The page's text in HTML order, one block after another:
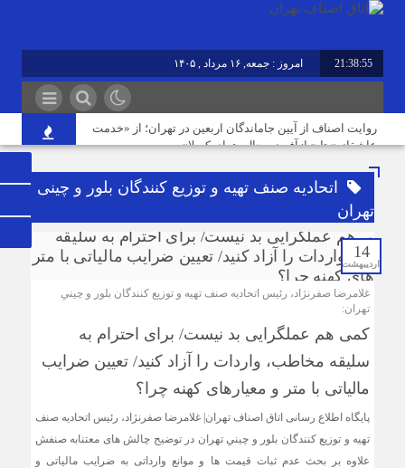
21:38:55 امروز : جمعه, ۱۶ مرداد , ۱۴۰۵
روایت اصناف از آیین جاماندگان اربعین در تهران؛ از «خدمت
عاشقانه» تا «بازآفرینی حال‌وهوای کربلا»
نوسازی صنعت، ارتقای کیفیت و توسعه محصولات دوستدار
محیط‌زیست، مسیر آینده صنف
مردم افزایش بی رویه قیمت اجاره‌بها را از چشم مشاوران
املاک می‌بینند؛ این در حالی است که ما در این موضوع
بی‌گناهیم
رکود صنعت منسوجات، سفارش‌های رنگرزی و چاپ پارچه را
ضرورت بازنگری در شیوه‌های مالیات‌ستانی از اصناف در دوران
رکود
اتحادیه صنف تهیه و توزیع کنندگان بلور و چینی
تهران
14
اردیبهشت
غلامرضا صفرنژاد، رئیس اتحادیه صنف تهیه و توزیع کنندگان بلور و چینیِ
تهران:
کمی هم عملگرایی بد نیست/ برای احترام به
سلیقه مخاطب، واردات را آزاد کنید/ تعیین ضرایب
مالیاتی با متر و معیارهای کهنه چرا؟
پایگاه اطلاع رسانی اتاق اصناف تهران| غلامرضا صفرنژاد، رئیس اتحادیه صنف
تهیه و توزیع کنندگان بلور و چینیِ تهران در توضیح چالش های معتنابه صنفش
علاوه بر بحث عدم ثبات قیمت ها و موانع وارداتی به ضرایب مالیاتی و